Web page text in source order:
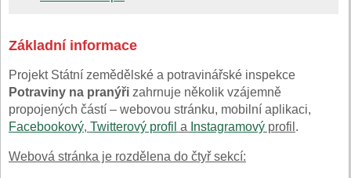
Základní informace
Projekt Státní zemědělské a potravinářské inspekce
Potraviny na pranýři zahrnuje několik vzájemně
propojených částí – webovou stránku, mobilní aplikaci,
Facebookový, Twitterový profil a Instagramový profil .
Webová stránka je rozdělena do čtyř sekcí: